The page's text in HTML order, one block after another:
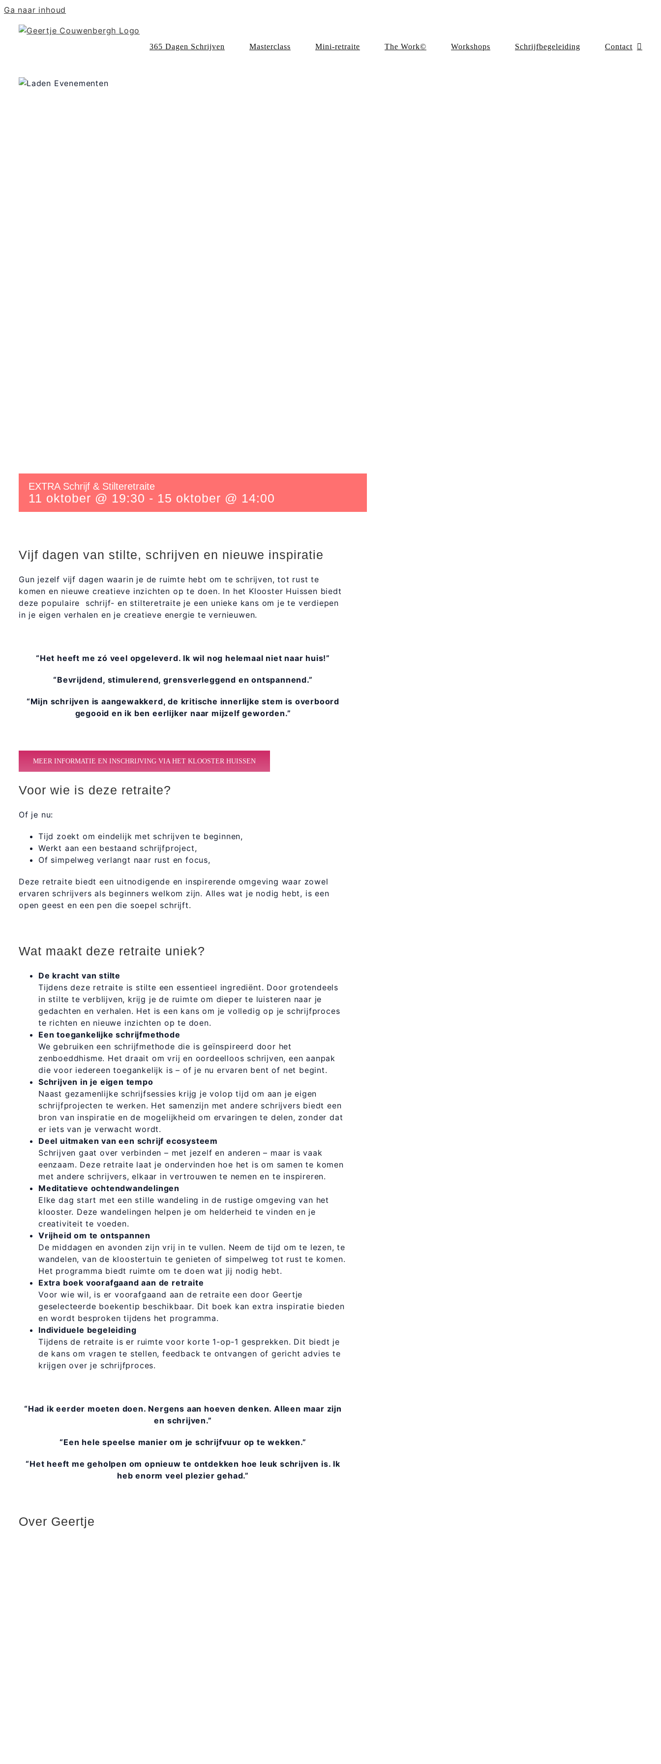
Ga naar inhoud
365 Dagen Schrijven Masterclass Mini-retraite The Work© Workshops Schrijfbegeleiding Contact
EXTRA Schrijf & Stilteretraite
11 oktober @ 19:30 - 15 oktober @ 14:00
Vijf dagen van stilte, schrijven en nieuwe inspiratie
Gun jezelf vijf dagen waarin je de ruimte hebt om te schrijven, tot rust te
komen en nieuwe creatieve inzichten op te doen. In het Klooster Huissen biedt
deze populaire schrijf- en stilteretraite je een unieke kans om je te verdiepen
in je eigen verhalen en je creatieve energie te vernieuwen.
“Het heeft me zó veel opgeleverd. Ik wil nog helemaal niet naar huis!”
“Bevrijdend, stimulerend, grensverleggend en ontspannend.”
“Mijn schrijven is aangewakkerd, de kritische innerlijke stem is overboord
gegooid en ik ben eerlijker naar mijzelf geworden.”
MEER INFORMATIE EN INSCHRIJVING VIA HET KLOOSTER HUISSEN
Voor wie is deze retraite?
Of je nu:
Tijd zoekt om eindelijk met schrijven te beginnen,
Werkt aan een bestaand schrijfproject,
Of simpelweg verlangt naar rust en focus,
Deze retraite biedt een uitnodigende en inspirerende omgeving waar zowel
ervaren schrijvers als beginners welkom zijn. Alles wat je nodig hebt, is een
open geest en een pen die soepel schrijft.
Wat maakt deze retraite uniek?
De kracht van stilte
Tijdens deze retraite is stilte een essentieel ingrediënt. Door grotendeels
in stilte te verblijven, krijg je de ruimte om dieper te luisteren naar je
gedachten en verhalen. Het is een kans om je volledig op je schrijfproces
te richten en nieuwe inzichten op te doen.
Een toegankelijke schrijfmethode
We gebruiken een schrijfmethode die is geïnspireerd door het
zenboeddhisme. Het draait om vrij en oordeelloos schrijven, een aanpak
die voor iedereen toegankelijk is – of je nu ervaren bent of net begint.
Schrijven in je eigen tempo
Naast gezamenlijke schrijfsessies krijg je volop tijd om aan je eigen
schrijfprojecten te werken. Het samenzijn met andere schrijvers biedt een
bron van inspiratie en de mogelijkheid om ervaringen te delen, zonder dat
er iets van je verwacht wordt.
Deel uitmaken van een schrijf ecosysteem
Schrijven gaat over verbinden – met jezelf en anderen – maar is vaak
eenzaam. Deze retraite laat je ondervinden hoe het is om samen te komen
met andere schrijvers, elkaar in vertrouwen te nemen en te inspireren.
Meditatieve ochtendwandelingen
Elke dag start met een stille wandeling in de rustige omgeving van het
klooster. Deze wandelingen helpen je om helderheid te vinden en je
creativiteit te voeden.
Vrijheid om te ontspannen
De middagen en avonden zijn vrij in te vullen. Neem de tijd om te lezen, te
wandelen, van de kloostertuin te genieten of simpelweg tot rust te komen.
Het programma biedt ruimte om te doen wat jij nodig hebt.
Extra boek voorafgaand aan de retraite
Voor wie wil, is er voorafgaand aan de retraite een door Geertje
geselecteerde boekentip beschikbaar. Dit boek kan extra inspiratie bieden
en wordt besproken tijdens het programma.
Individuele begeleiding
Tijdens de retraite is er ruimte voor korte 1-op-1 gesprekken. Dit biedt je
de kans om vragen te stellen, feedback te ontvangen of gericht advies te
krijgen over je schrijfproces.
“Had ik eerder moeten doen. Nergens aan hoeven denken. Alleen maar zijn
en schrijven.”
“Een hele speelse manier om je schrijfvuur op te wekken.”
“Het heeft me geholpen om opnieuw te ontdekken hoe leuk schrijven is. Ik
heb enorm veel plezier gehad.”
Over Geertje